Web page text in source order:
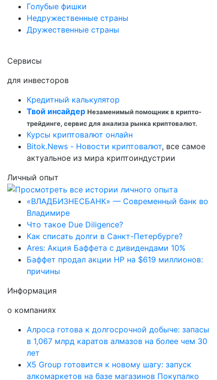
Голубые фишки
Недружественные страны
Дружественные страны
Сервисы
для инвесторов
Кредитный калькулятор
Твой инсайдер Незаменимый помощник в крипто-
трейдинге, сервис для анализа рынка криптовалют.
Курсы криптовалют онлайн
Bitok.News - Новости криптовалют, все самое
актуальное из мира криптоиндустрии
Личный опыт
«ВЛАДБИЗНЕСБАНК» — Современный банк во
Владимире
Что такое Due Diligence?
Как списать долги в Санкт-Петербурге?
Ares: Акция Баффета с дивидендами 10%
Баффет продал акции HP на $619 миллионов:
причины
Информация
о компаниях
Алроса готова к долгосрочной добыче: запасы
в 1,067 млрд каратов алмазов на более чем 30
лет
X5 Group готовится к новому шагу: запуск
алкомаркетов на базе магазинов Покупалко